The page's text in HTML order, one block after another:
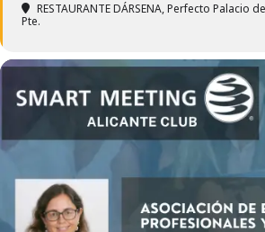
RESTAURANTE DÁRSENA, Perfecto Palacio
Pte.